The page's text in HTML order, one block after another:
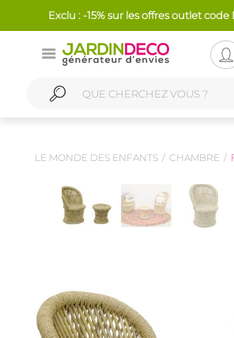
Exclu : -15% sur les offres outlet code
LE MONDE DES ENFANTS CHAMBRE